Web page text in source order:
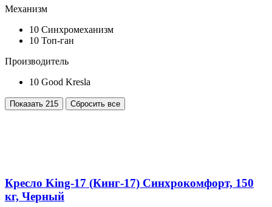
Механизм
10 Синхромеханизм
10 Топ-ган
Производитель
10 Good Kresla
Показать 215 Сбросить все
Кресло King-17 (Кинг-17) Синхрокомфорт, 150
кг, Черный